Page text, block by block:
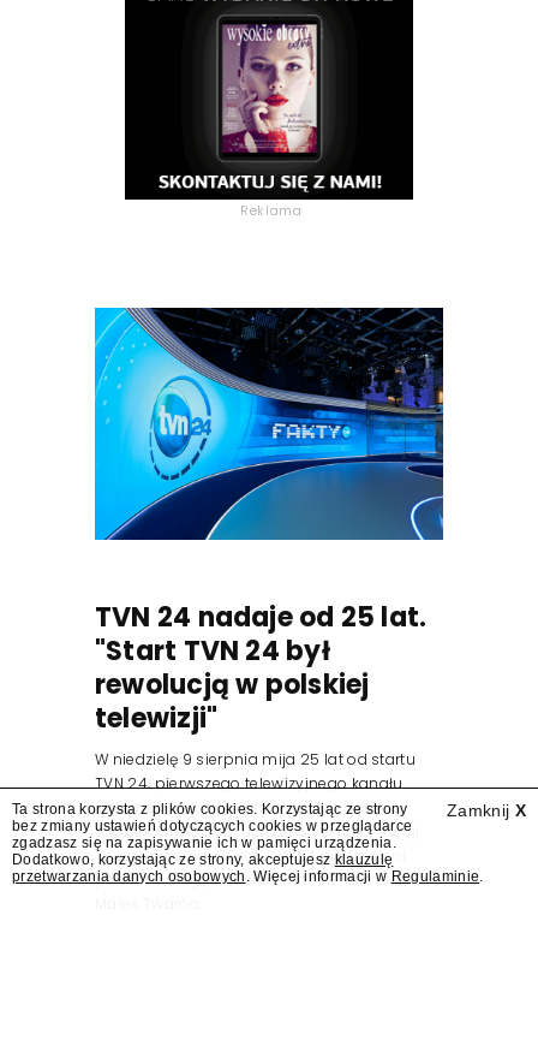
Reklama
TVN 24 nadaje od 25 lat.
"Start TVN 24 był
rewolucją w polskiej
telewizji"
W niedzielę 9 sierpnia mija 25 lat od startu
TVN 24, pierwszego telewizyjnego kanału
informacyjnego w Polsce. Na ten dzień
zaplanowano finał urodzinowej trasy stacji
"Jesteśmy stąd". 25 lat TVN 24 dla Press.pl
podsumowują Jarosław Kuźniar, Tomasz Lis i
Zamknij X
Ta strona korzysta z plików cookies. Korzystając ze strony
bez zmiany ustawień dotyczących cookies w przeglądarce
zgadzasz się na zapisywanie ich w pamięci urządzenia.
Dodatkowo, korzystając ze strony, akceptujesz klauzulę
przetwarzania danych osobowych . Więcej informacji w Regulaminie.